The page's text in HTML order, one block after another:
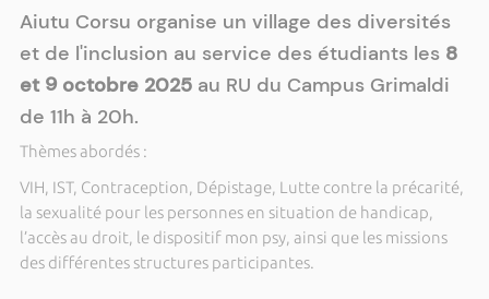
Aiutu Corsu organise un village des diversités
et de l'inclusion au service des étudiants les 8
et 9 octobre 2025au RU du Campus Grimaldi
de 11h à 20h.
Thèmes abordés :
VIH, IST, Contraception, Dépistage, Lutte contre la précarité,
la sexualité pour les personnes en situation de handicap,
l’accès au droit, le dispositif mon psy, ainsi que les missions
des différentes structures participantes.